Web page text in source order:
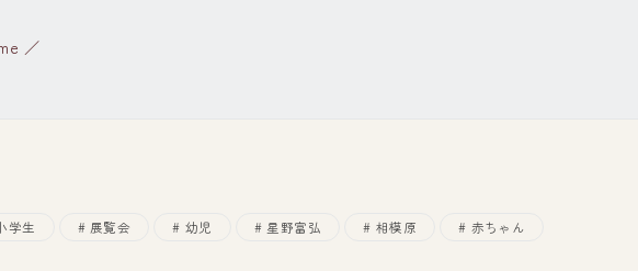
／
学生 展覧会 幼児 星野富弘 相模原 赤ちゃん